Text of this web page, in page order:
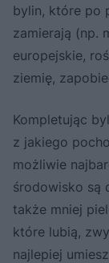
bylin, które po
zamierają (np.
europejskie,
ziemię,
Kompletując
z jakiego
możliwie
środowisko są
także mniej
które lubią,
najlepiej